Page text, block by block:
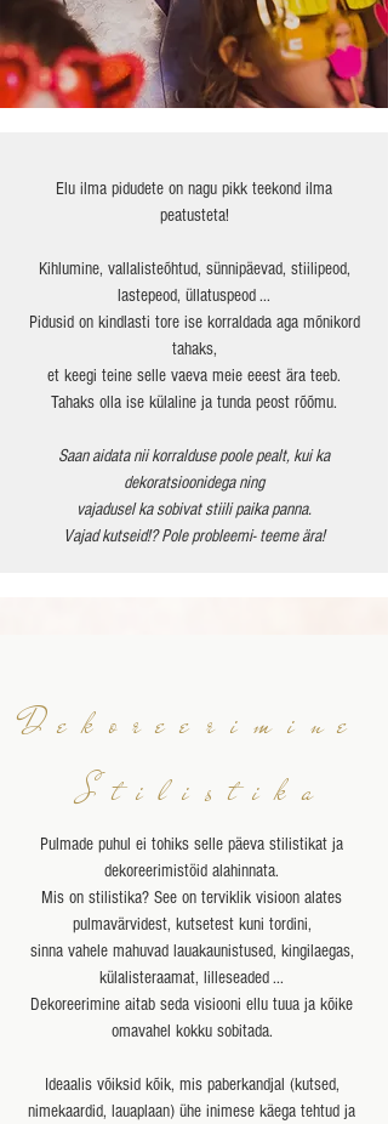
Elu ilma pidudete on nagu pikk teekond ilma
peatusteta!
Kihlumine, vallalisteõhtud, sünnipäevad, stiilipeod,
lastepeod, üllatuspeod ...
Pidusid on kindlasti tore ise korraldada aga mõnikord
tahaks,
et keegi teine selle vaeva meie eeest ära teeb.
Tahaks olla ise külaline ja tunda peost rõõmu.
Saan aidata nii korralduse poole pealt, kui ka
dekoratsioonidega ning
vajadusel ka sobivat stiili paika panna.
Vajad kutseid!? Pole probleemi- teeme ära!
Dekoreerimine
Stilistika
Pulmade puhul ei tohiks selle päeva stilistikat ja
dekoreerimistöid alahinnata.
Mis on stilistika? See on terviklik visioon alates
pulmavärvidest, kutsetest kuni tordini,
sinna vahele mahuvad lauakaunistused, kingilaegas,
külalisteraamat, lilleseaded ...
Dekoreerimine aitab seda visiooni ellu tuua ja kõike
omavahel kokku sobitada.
Ideaalis võiksid kõik, mis paberkandjal (kutsed,
nimekaardid, lauaplaan) ühe inimese käega tehtud ja